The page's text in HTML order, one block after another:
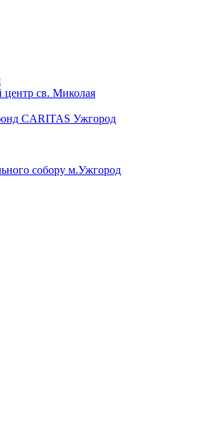
центр св. Миколая
CARITAS Ужгород
собору м.Ужгород